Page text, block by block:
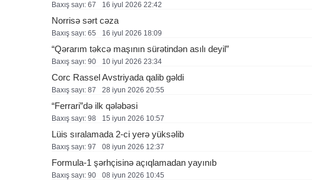
Baxış sayı: 67 16 i̇yul 2026 22:42
Norrisə sərt cəza
Baxış sayı: 65 16 i̇yul 2026 18:09
“Qərarım təkcə maşının sürətindən asılı deyil”
Baxış sayı: 90 10 i̇yul 2026 23:34
Corc Rassel Avstriyada qalib gəldi
Baxış sayı: 87 28 i̇yun 2026 20:55
“Ferrari”də ilk qələbəsi
Baxış sayı: 98 15 i̇yun 2026 10:57
Lüis sıralamada 2-ci yerə yüksəlib
Baxış sayı: 97 08 i̇yun 2026 12:37
Formula-1 şərhçisinə açıqlamadan yayınıb
Baxış sayı: 90 08 i̇yun 2026 10:45